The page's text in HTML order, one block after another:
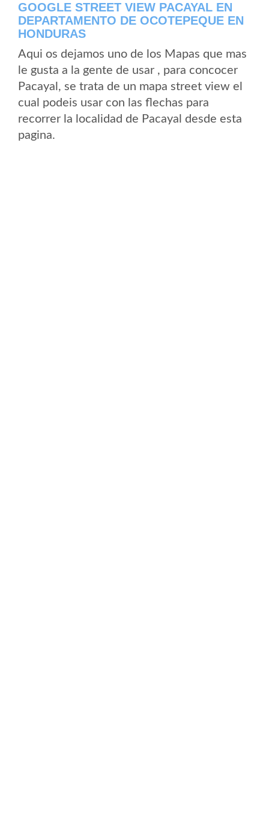
GOOGLE STREET VIEW PACAYAL EN
DEPARTAMENTO DE OCOTEPEQUE EN
HONDURAS
Aqui os dejamos uno de los Mapas que mas
le gusta a la gente de usar , para concocer
Pacayal, se trata de un mapa street view el
cual podeis usar con las flechas para
recorrer la localidad de Pacayal desde esta
pagina.